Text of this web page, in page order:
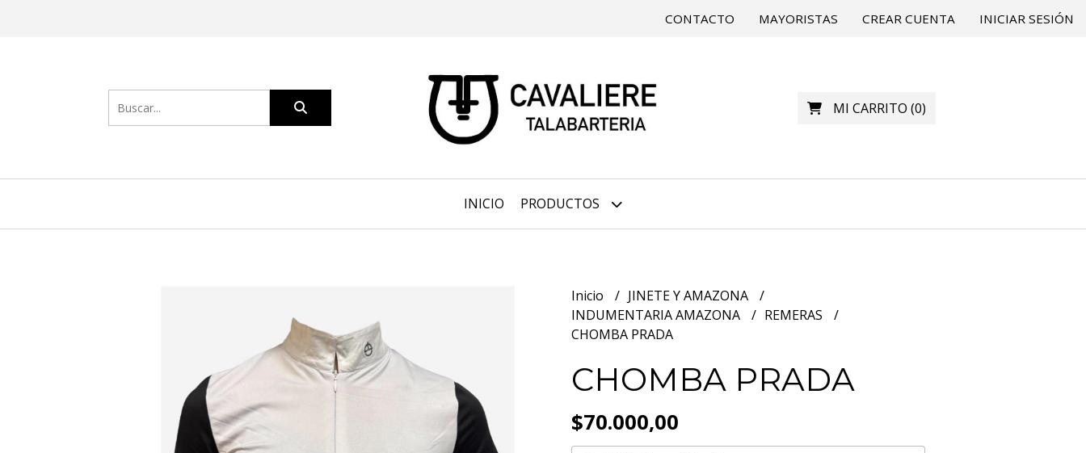
CONTACTO MAYORISTAS CREAR CUENTA INICIAR SESIÓN
MI CARRITO (0)
INICIO PRODUCTOS
Inicio
JINETE Y AMAZONA
INDUMENTARIA AMAZONA
REMERAS
CHOMBA PRADA
CHOMBA PRADA
$70.000,00